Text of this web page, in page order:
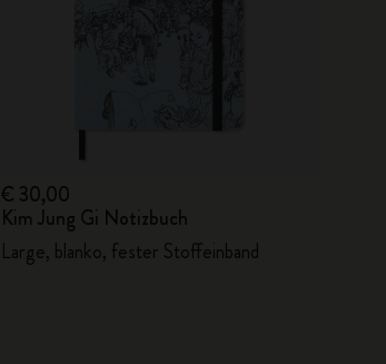
€ 30,00
Kim Jung Gi Notizbuch
Large, blanko, fester Stoffeinband